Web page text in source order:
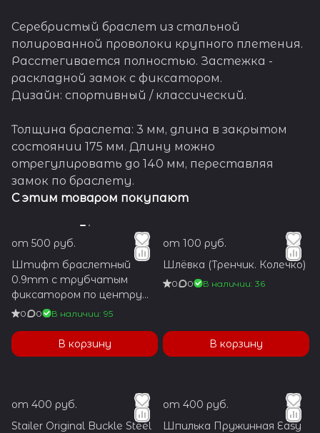
Серебристый браслет из стальной
полированной проволоки крупного плетения.
Расстегивается полностью. Застежка -
раскладной замок с фиксатором.
Дизайн: спортивный / классический.
Толщина браслета: 3 мм, длина в закрытом
состоянии 175 мм. Длину можно
отрегулировать до 140 мм, переставляя
замок по браслету.
С этим товаром покупают
от 500 руб.
Штифт браслетный
0.9mm с трубчатым
фиксатором по центру
1.2x5.9mm
0 0 В наличии: 95
В корзину
от 100 руб.
Шлёвка (Тренчик. Колечко)
0 0 В наличии: 36
В корзину
от 400 руб.
Stailer Original Buckle Steel
от 400 руб.
Шпилька Пружинная Easy